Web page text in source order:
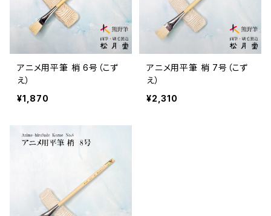
アニメ用平筆 梢 6号（こず
え）
¥1,870
アニメ用平筆 梢 7号（こず
え）
¥2,310